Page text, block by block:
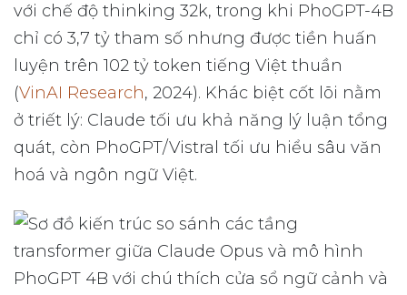
với chế độ thinking 32k, trong khi PhoGPT-4B
chỉ có 3,7 tỷ tham số nhưng được tiền huấn
luyện trên 102 tỷ token tiếng Việt thuần
(VinAI Research, 2024). Khác biệt cốt lõi nằm
ở triết lý: Claude tối ưu khả năng lý luận tổng
quát, còn PhoGPT/Vistral tối ưu hiểu sâu văn
hoá và ngôn ngữ Việt.